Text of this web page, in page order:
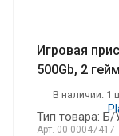
Игровая
500Gb, 2
В наличии: 1
Тип товара: Б/
Арт. 00-00047417